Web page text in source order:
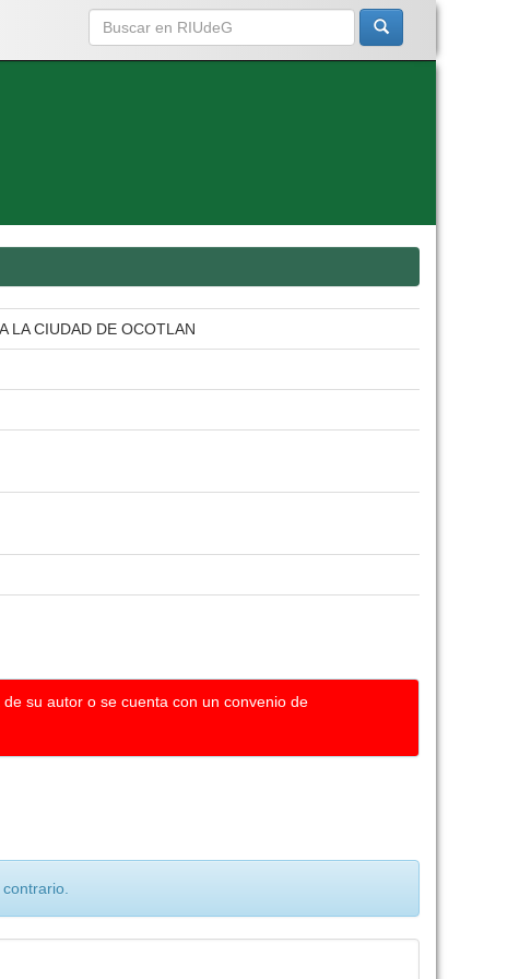
LA CIUDAD DE OCOTLAN
su autor o se cuenta con un convenio de